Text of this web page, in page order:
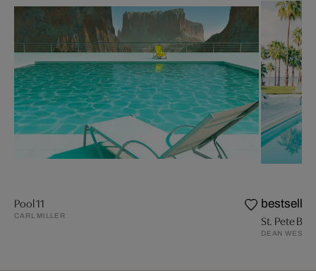
Pool 11
CARL MILLER
bestseller
St. Pete
DEAN WEST